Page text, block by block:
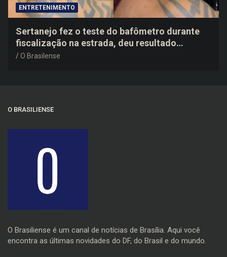
ENTRETENIMENTO
Sertanejo fez o teste do bafômetro durante
fiscalização na estrada, deu resultado
negativo e elogiou o trabalho dos agentes de
O Brasilense
O BRASILIENSE
O Brasiliense é um canal de notícias de Brasília. Aqui você
encontra as últimas novidades do DF, do Brasil e do mundo.